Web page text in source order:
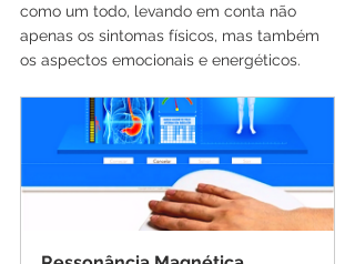
como um todo, levando em conta não
apenas os sintomas físicos, mas também
os aspectos emocionais e energéticos.